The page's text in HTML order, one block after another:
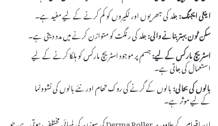
اینٹی ایجنگ:جلد کی جھریوں اور لکیروں کو کم کرنے کے لیے مفید ہے۔
سکن ٹون بہتر بنانے والی:جلد کی رنگت کو متوازن کرنے میں مدد دیتی ہے۔
اسٹریچ مارکس کے لیے:جسم پر موجود اسٹریچ مارکس کو ہلکا کرنے کے لیے
استعمال کی جاتی ہے۔
بالوں کی بحالی:بالوں کے گرنے کی روک تھام اور نئے بالوں کی نشوونما
کے لیے موثر ہے۔